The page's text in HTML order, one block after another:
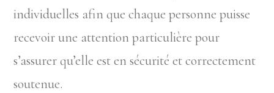
individuelles afin que chaque personne puisse
recevoir une attention particulière pour
s’assurer qu’elle est en sécurité et correctement
soutenue.